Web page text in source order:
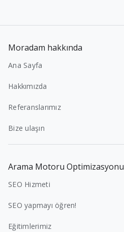
Moradam hakkında
Ana Sayfa
Hakkımızda
Referanslarımız
Bize ulaşın
Arama Motoru Optimizasyonu
SEO Hizmeti
SEO yapmayı öğren!
Eğitimlerimiz